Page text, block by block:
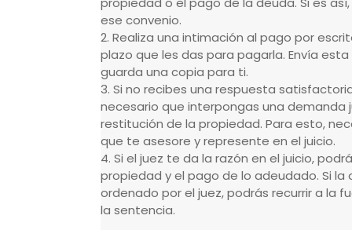
ese convenio.
2. Realiza una intimación al pago por
plazo que les das para pagarla. Envía
guarda una copia para ti.
3. Si no recibes una respuesta
necesario que interpongas una demanda
restitución de la propiedad. Para esto,
que te asesore y represente en el juicio.
4. Si el juez te da la razón en el juicio,
propiedad y el pago de lo adeudado. Si
ordenado por el juez, podrás recurrir a la
la sentencia.